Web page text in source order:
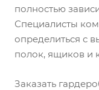
полностью
Специалисты
определиться с
полок, ящиков и
Заказать